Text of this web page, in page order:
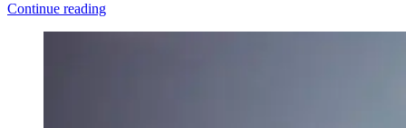
Continue reading